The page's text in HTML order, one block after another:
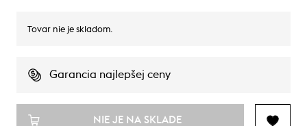
Tovar nie je skladom.
Garancia najlepšej ceny
NIE JE NA SKLADE